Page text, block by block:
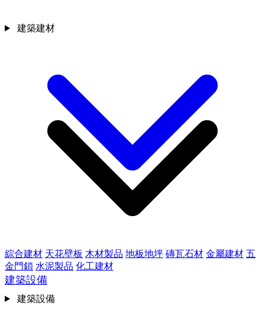
綜合建材 天花壁板 木材製品 地板地坪 磚瓦石材 金屬建材 五
金門鎖 水泥製品 化工建材
建築設備
建築建材
建築設備